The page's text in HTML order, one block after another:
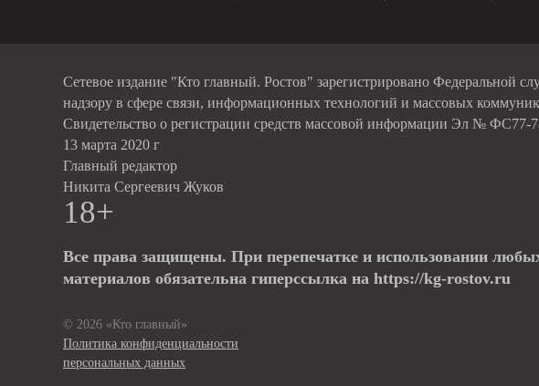
Сетевое издание "Кто главный. Ростов" зарегистрировано Федеральной
надзору в сфере связи, информационных технологий и массовых
Свидетельство о регистрации средств массовой информации Эл № ФС77-
13 марта 2020 г
Главный редактор
Никита Сергеевич Жуков
18+
Все права защищены. При перепечатке и использовании
материалов обязательна гиперссылка на https://kg-rostov.ru
© 2026 «Кто главный»
Политика конфиденциальности
персональных данных